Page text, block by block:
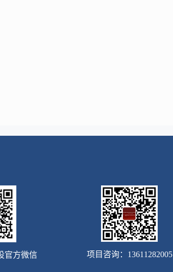
官方微信 项目咨询：13611282005